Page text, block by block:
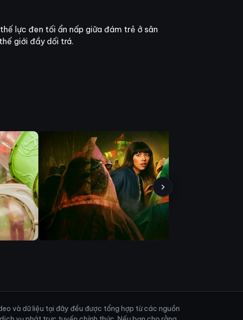
lực đen tối ẩn nấp giữa đám trẻ ở sân
giới đầy dối trá.
›
và dữ liệu tại đây đều được tổng hợp từ các nguồn